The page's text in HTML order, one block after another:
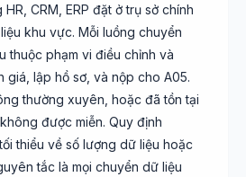
CRM, ERP đặt ở trụ sở chính
khu vực. Mỗi luồng chuyển
thuộc phạm vi điều chỉnh và
giá, lập hồ sơ, và nộp cho A05.
thường xuyên, hoặc đã tồn tại
được miễn. Quy định
thiểu về số lượng dữ liệu hoặc
tắc là mọi chuyển dữ liệu